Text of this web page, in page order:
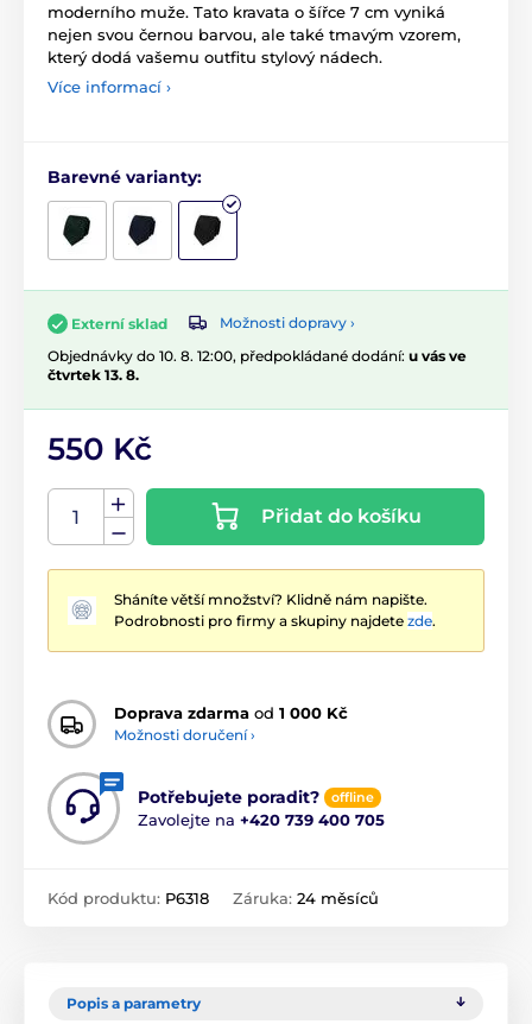
moderního muže. Tato kravata o šířce 7 cm vyniká
nejen svou černou barvou, ale také tmavým vzorem,
který dodá vašemu outfitu stylový nádech.
Více informací ›
Barevné varianty:
Externí sklad
Možnosti dopravy ›
Objednávky do 10. 8. 12:00, předpokládané dodání: u vás ve
čtvrtek 13. 8.
550 Kč
Přidat do košíku
Sháníte větší množství? Klidně nám napište.
Podrobnosti pro firmy a skupiny najdete zde.
Doprava zdarma od 1 000 Kč
Možnosti doručení ›
Potřebujete poradit? offline
Zavolejte na +420 739 400 705
Kód produktu: P6318 Záruka: 24 měsíců
Popis a parametry